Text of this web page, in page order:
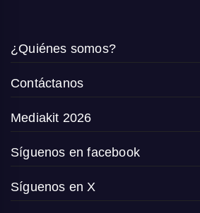
¿Quiénes somos?
Contáctanos
Mediakit 2026
Síguenos en facebook
Síguenos en X